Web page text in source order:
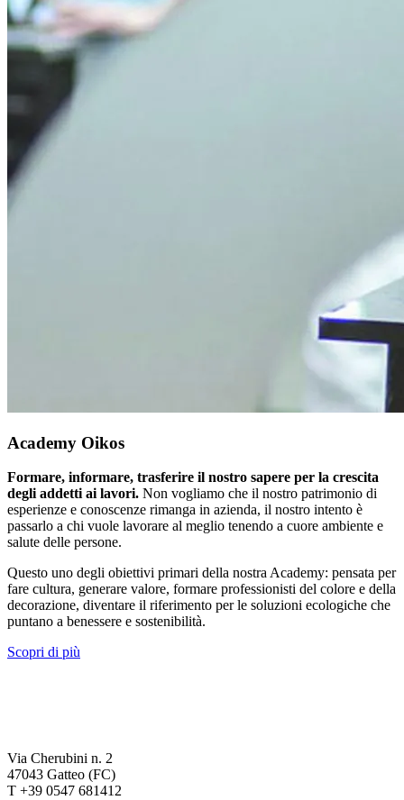
Academy Oikos
Formare, informare, trasferire il nostro sapere per la crescita
degli addetti ai lavori. Non vogliamo che il nostro patrimonio di
esperienze e conoscenze rimanga in azienda, il nostro intento è
passarlo a chi vuole lavorare al meglio tenendo a cuore ambiente e
salute delle persone.
Questo uno degli obiettivi primari della nostra Academy: pensata per
fare cultura, generare valore, formare professionisti del colore e della
decorazione, diventare il riferimento per le soluzioni ecologiche che
puntano a benessere e sostenibilità.
Scopri di più
Via Cherubini n. 2
47043 Gatteo (FC)
T +39 0547 681412